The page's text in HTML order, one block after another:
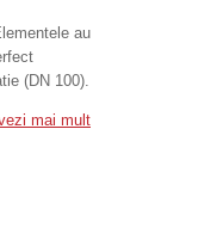
au
(DN 100).
mai mult